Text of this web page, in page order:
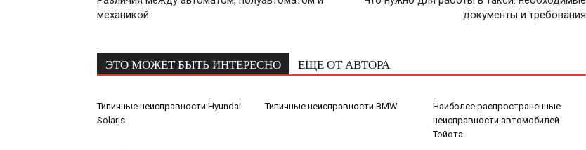
механикой
документы и требования
ЭТО МОЖЕТ БЫТЬ ИНТЕРЕСНО ЕЩЕ ОТ АВТОРА
Типичные неисправности Hyundai
Solaris
Типичные неисправности BMW
Наиболее распространенные
неисправности автомобилей
Тойота